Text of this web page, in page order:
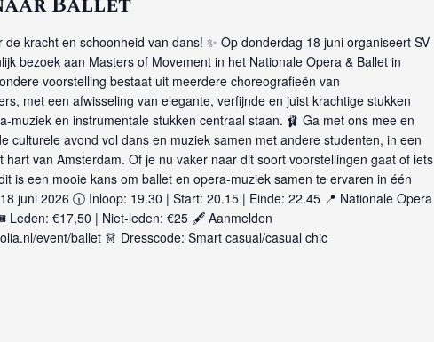
kracht en schoonheid van dans! ✨ Op donderdag 18 juni organiseert SV
bezoek aan Masters of Movement in het Nationale Opera & Ballet in
voorstelling bestaat uit meerdere choreografieën van
met een afwisseling van elegante, verfijnde en juist krachtige stukken
en instrumentale stukken centraal staan. 🩰 Ga met ons mee en
culturele avond vol dans en muziek samen met andere studenten, in een
hart van Amsterdam. Of je nu vaker naar dit soort voorstellingen gaat of iets
is een mooie kans om ballet en opera-muziek samen te ervaren in één
juni 2026 🕡 Inloop: 19.30 | Start: 20.15 | Einde: 22.45 📍 Nationale Opera
Leden: €17,50 | Niet-leden: €25 🖋️ Aanmelden
event/ballet 👗 Dresscode: Smart casual/casual chic